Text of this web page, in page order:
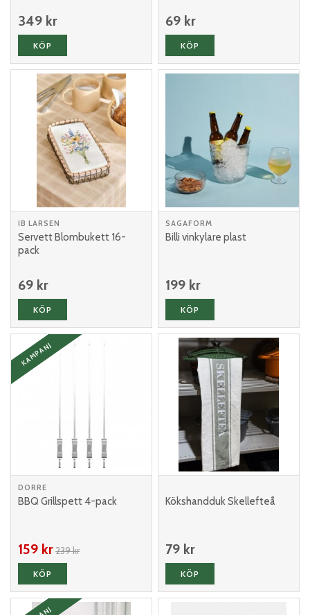
349 kr
KÖP
69 kr
KÖP
IB LARSEN
Servett Blombukett 16-
pack
69 kr
KÖP
SAGAFORM
Billi vinkylare plast
199 kr
KÖP
DORRE
BBQ Grillspett 4-pack
KAMPANJ
159 kr239 kr
KÖP
Kökshandduk Skellefteå
79 kr
KÖP